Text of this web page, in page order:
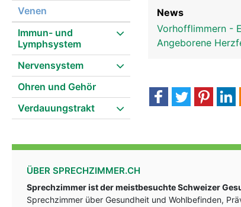
Venen
Immun- und
Lymphsystem
Nervensystem
Ohren und Gehör
Verdauungstrakt
News
Vorhofflimmern -
Angeborene
ÜBER SPRECHZIMMER.CH
Sprechzimmer ist der meistbesuchte Schweizer
Sprechzimmer über Gesundheit und Wohlbefinden,